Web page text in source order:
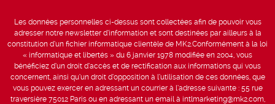
Les données personnelles ci-dessus sont collectées afin de pouvoir vous
adresser notre newsletter d’information et sont destinées par ailleurs à la
constitution d’un fichier informatique clientèle de MK2.Conformément à la loi
« informatique et libertés » du 6 janvier 1978 modifiée en 2004, vous
bénéficiez d’un droit d’accès et de rectification aux informations qui vous
concernent, ainsi qu’un droit d’opposition à l’utilisation de ces données, que
vous pouvez exercer en adressant un courrier à l’adresse suivante : 55 rue
traversière 75012 Paris ou en adressant un email à intlmarketing@mk2.com,